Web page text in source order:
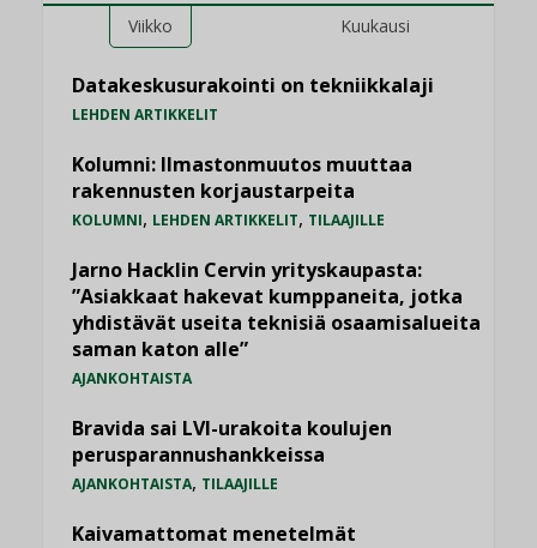
Viikko Kuukausi
Datakeskusurakointi on tekniikkalaji
LEHDEN ARTIKKELIT
Kolumni: Ilmastonmuutos muuttaa
rakennusten korjaustarpeita
KOLUMNI, LEHDEN ARTIKKELIT, TILAAJILLE
Jarno Hacklin Cervin yrityskaupasta:
”Asiakkaat hakevat kumppaneita, jotka
yhdistävät useita teknisiä osaamisalueita
saman katon alle”
AJANKOHTAISTA
Bravida sai LVI-urakoita koulujen
perusparannushankkeissa
AJANKOHTAISTA, TILAAJILLE
Kaivamattomat menetelmät